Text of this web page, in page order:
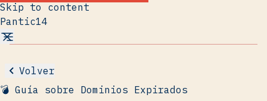
Skip to content
Pantic14
Volver
💣 Guía sobre Dominios Expirados